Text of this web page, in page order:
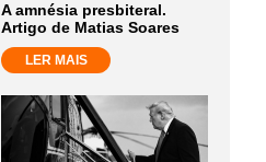
A amnésia presbiteral.
Artigo de Matias Soares
LER MAIS